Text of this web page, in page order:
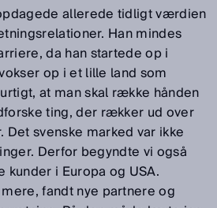
allerede tidligt værdien
Han mindes
da han startede op i
op i et lille land som
at man skal række hånden
ting, der rækker ud over
svenske marked var ikke
Derfor begyndte vi også
i Europa og USA.
fandt nye partnere og